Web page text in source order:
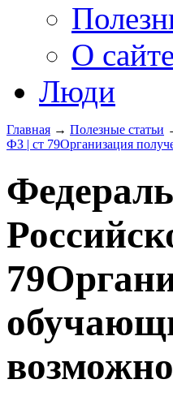
О сайте
Люди
Главная → Полезные статьи
ФЗ | ст 79Организация